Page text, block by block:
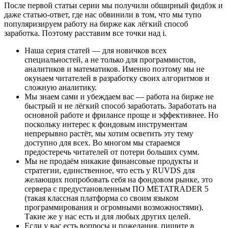
После первой статьи серии мы получили обширный фидбэк и
даже статью-ответ, где нас обвинили в том, что мы тупо
популяризируем работу на бирже как лёгкий способ
заработка. Поэтому расставим все точки над i.
Наша серия статей — для новичков всех
специальностей, а не только для программистов,
аналитиков и математиков. Именно поэтому мы не
окунаем читателей в разработку своих алгоритмов и
сложную аналитику.
Мы знаем сами и убеждаем вас — работа на бирже не
быстрый и не лёгкий способ заработать. Заработать на
основной работе и фрилансе проще и эффективнее. Но
поскольку интерес к фондовым инструментам
непрерывно растёт, мы хотим осветить эту тему
доступно для всех. Во многом мы стараемся
предостеречь читателей от потери больших сумм.
Мы не продаём никакие финансовые продукты и
стратегии, единственное, что есть у RUVDS для
желающих попробовать себя на фондовом рынке, это
сервера с предустановленным ПО METATRADER 5
(такая классная платформа со своим языком
программирования и огромными возможностями).
Такие же у нас есть и для любых других целей.
Если у вас есть вопросы и пожелания, пишите в